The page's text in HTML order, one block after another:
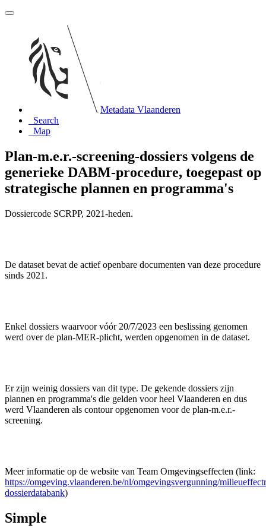
Metadata Vlaanderen
Search
Map
Plan-m.e.r.-screening-dossiers volgens de
generieke DABM-procedure, toegepast op
strategische plannen en programma's
Dossiercode SCRPP, 2021-heden.
De dataset bevat de actief openbare documenten van deze procedure
sinds 2021.
Enkel dossiers waarvoor vóór 20/7/2023 een beslissing genomen
werd over de plan-MER-plicht, werden opgenomen in de dataset.
Er zijn weinig dossiers van dit type. De gekende dossiers zijn
plannen en programma's die gelden voor heel Vlaanderen en dus
werd Vlaanderen als contour opgenomen voor de plan-m.e.r.-
screening.
Meer informatie op de website van Team Omgevingseffecten (link:
https://omgeving.vlaanderen.be/nl/omgevingsvergunning/
dossierdatabank)
Simple